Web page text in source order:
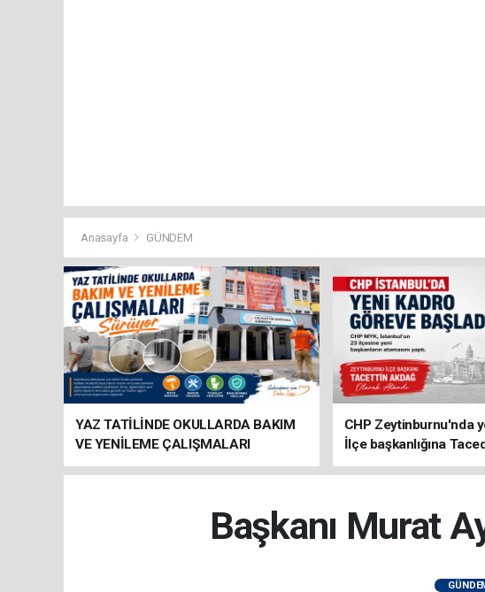
Anasayfa GÜNDEM
YAZ TATİLİNDE OKULLARDA BAKIM
VE YENİLEME ÇALIŞMALARI
SÜRÜYOR
CHP Zeytinburnu'nda
İlçe başkanlığına
atandı
Başkanı Murat